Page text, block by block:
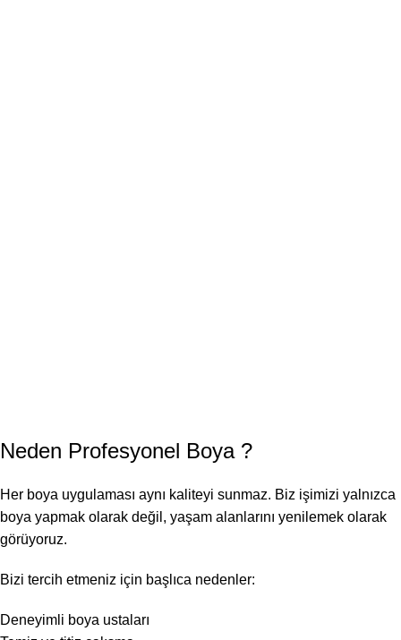
Neden Profesyonel Boya?
Her boya uygulaması aynı kaliteyi sunmaz. Biz işimizi yalnızca
boya yapmak olarak değil, yaşam alanlarını yenilemek olarak
görüyoruz.
Bizi tercih etmeniz için başlıca nedenler:
Deneyimli boya ustaları